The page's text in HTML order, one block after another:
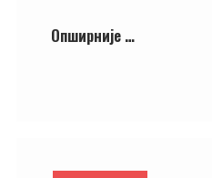
Опширније …